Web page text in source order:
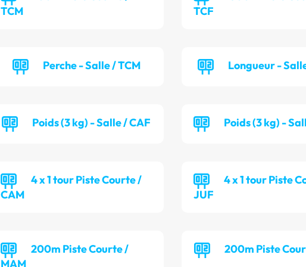
TCM
TCF
Perche - Salle / TCM Longueur -
Poids (3 kg) - Salle / CAF Poids (3 kg) -
4 x 1 tour Piste Courte /
CAM
4 x 1 tour Piste
JUF
200m Piste Courte /
MAM
200m Piste